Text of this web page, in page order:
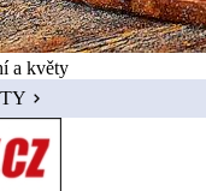
a květy